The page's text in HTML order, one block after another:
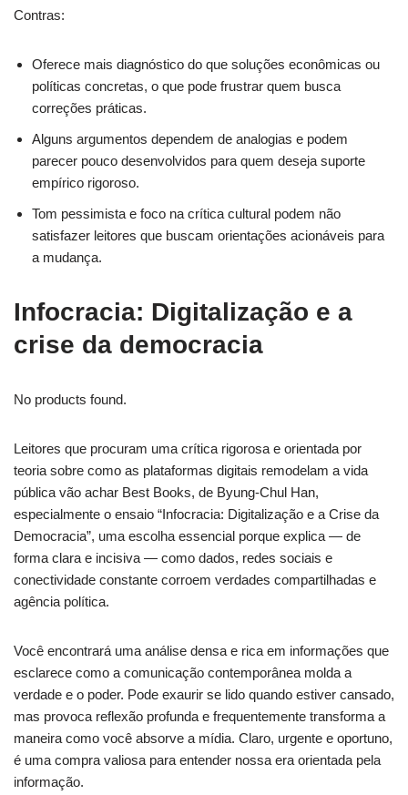
Contras:
Oferece mais diagnóstico do que soluções econômicas ou
políticas concretas, o que pode frustrar quem busca
correções práticas.
Alguns argumentos dependem de analogias e podem
parecer pouco desenvolvidos para quem deseja suporte
empírico rigoroso.
Tom pessimista e foco na crítica cultural podem não
satisfazer leitores que buscam orientações acionáveis para
a mudança.
Infocracia: Digitalização e a
crise da democracia
No products found.
Leitores que procuram uma crítica rigorosa e orientada por
teoria sobre como as plataformas digitais remodelam a vida
pública vão achar Best Books, de Byung-Chul Han,
especialmente o ensaio “Infocracia: Digitalização e a Crise da
Democracia”, uma escolha essencial porque explica — de
forma clara e incisiva — como dados, redes sociais e
conectividade constante corroem verdades compartilhadas e
agência política.
Você encontrará uma análise densa e rica em informações que
esclarece como a comunicação contemporânea molda a
verdade e o poder. Pode exaurir se lido quando estiver cansado,
mas provoca reflexão profunda e frequentemente transforma a
maneira como você absorve a mídia. Claro, urgente e oportuno,
é uma compra valiosa para entender nossa era orientada pela
informação.